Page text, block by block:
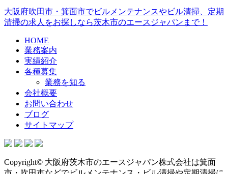
大阪府吹田市・箕面市でビルメンテナンスやビル清掃、定期
清掃の求人をお探しなら茨木市のエースジャパンまで！
HOME
業務案内
実績紹介
各種募集
業務を知る
会社概要
お問い合わせ
ブログ
サイトマップ
Copyright© 大阪府茨木市のエースジャパン株式会社は箕面